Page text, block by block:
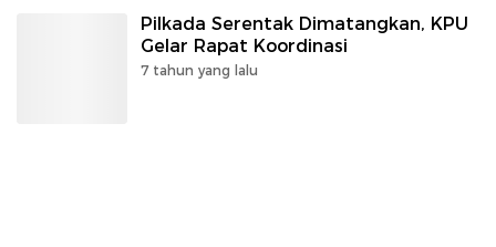
Pilkada Serentak Dimatangkan, KPU
Gelar Rapat Koordinasi
7 tahun yang lalu